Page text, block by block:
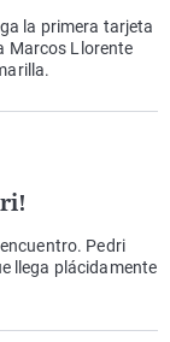
la primera tarjeta
Marcos Llorente
Pedri
llega plácidamente